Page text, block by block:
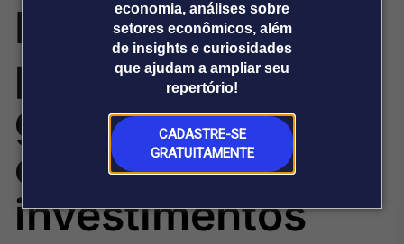
economia, análises sobre
setores econômicos, além
de insights e curiosidades
que ajudam a ampliar seu
repertório!
CADASTRE-SE
GRATUITAMENTE
Plataformas
Broadcast
Broadcast+
O mercado
financeiro em
tempo real
Broadcast
Agro
Sobre nós Releases Broadcast
Prêmio Broadcast
Analistas
Prêmio Broadcast
Empresas
Agências de
comunicação
Releases
Engenharia
patrimonial
ganha papel-
chave nos
investimentos